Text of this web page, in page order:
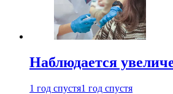
Наблюдается
1 год спустя1 год спустя